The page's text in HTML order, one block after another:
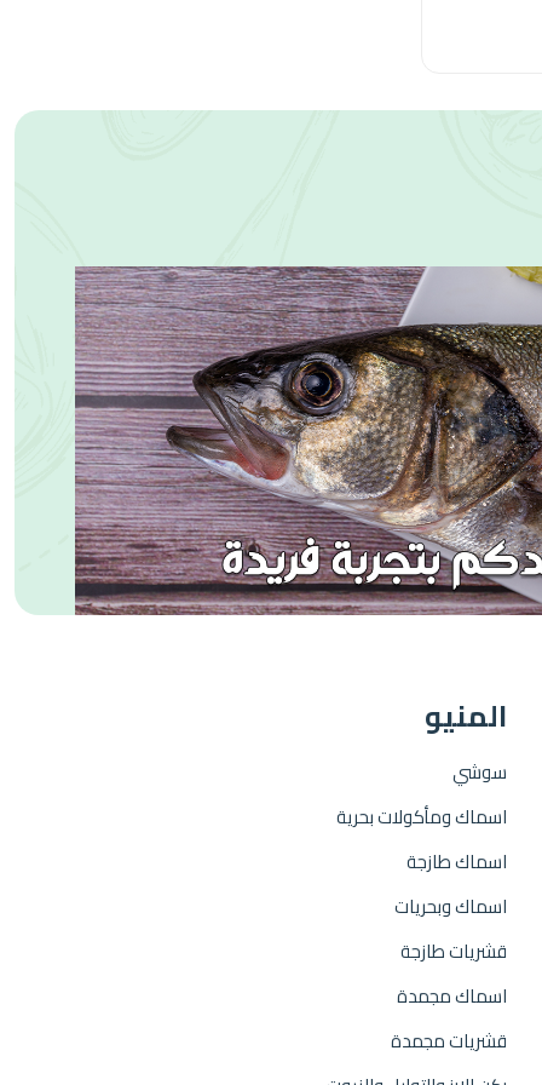
المنيو
سوشي
اسماك ومأكولات بحرية
اسماك طازجة
اسماك وبحريات
قشريات طازجة
اسماك مجمدة
قشريات مجمدة